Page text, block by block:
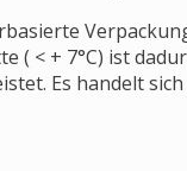
( < + 7°C) ist
Es handelt